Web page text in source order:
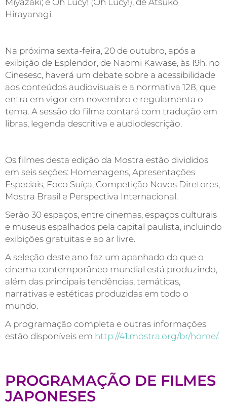
Hirayanagi.
Na próxima sexta-feira, 20 de outubro, após a
exibição de Esplendor, de Naomi Kawase, às 19h, no
Cinesesc, haverá um debate sobre a acessibilidade
aos conteúdos audiovisuais e a normativa 128, que
entra em vigor em novembro e regulamenta o
tema. A sessão do filme contará com tradução em
libras, legenda descritiva e audiodescrição.
Os filmes desta edição da Mostra estão divididos
em seis seções: Homenagens, Apresentações
Especiais, Foco Suíça, Competição Novos Diretores,
Mostra Brasil e Perspectiva Internacional.
Serão 30 espaços, entre cinemas, espaços culturais
e museus espalhados pela capital paulista, incluindo
exibições gratuitas e ao ar livre.
A seleção deste ano faz um apanhado do que o
cinema contemporâneo mundial está produzindo,
além das principais tendências, temáticas,
narrativas e estéticas produzidas em todo o
mundo.
A programação completa e outras informações
estão disponíveis em http://41.mostra.org/br/home/.
PROGRAMAÇÃO DE FILMES
JAPONESES